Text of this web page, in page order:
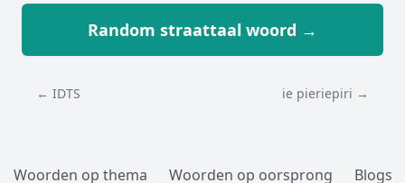
Random straattaal woord →
← IDTS ie pieriepiri →
Woorden op thema Woorden op oorsprong Blogs